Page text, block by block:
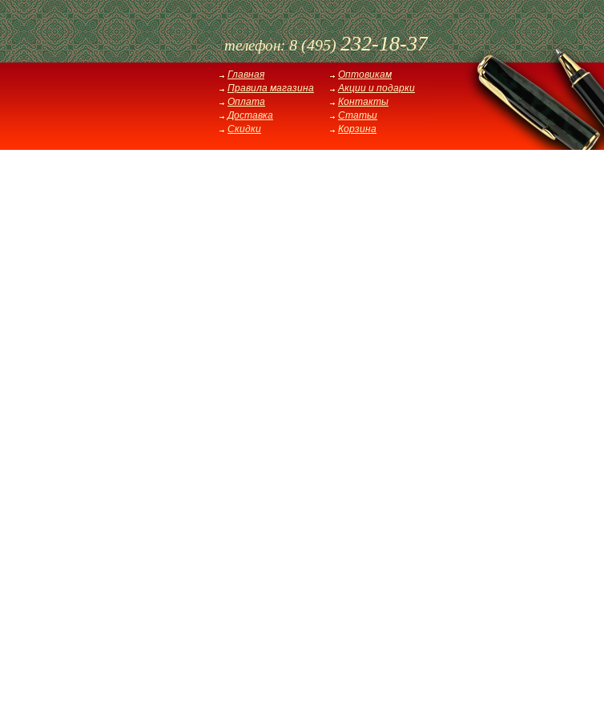
телефон:8 (495) 232-18-37
Главная
Оптовикам
Правила магазина
Акции и подарки
Оплата
Контакты
Доставка
Статьи
Скидки
Корзина